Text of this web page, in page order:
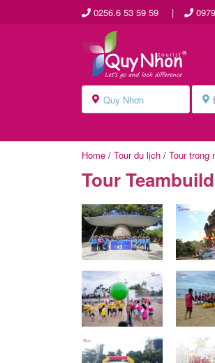
0256.6 53 59 59 |
Home / Tour du lịch / Tour trong
Tour